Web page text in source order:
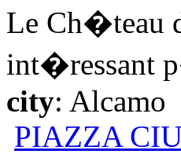
Le Ch�teau
int�ressant
city: Alcamo
PIAZZA